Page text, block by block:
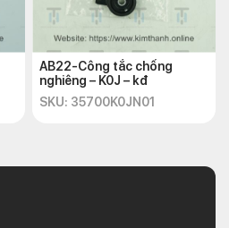
AB22-Công tắc chống
nghiêng – K0J – kđ
SKU: 35700K0JN01